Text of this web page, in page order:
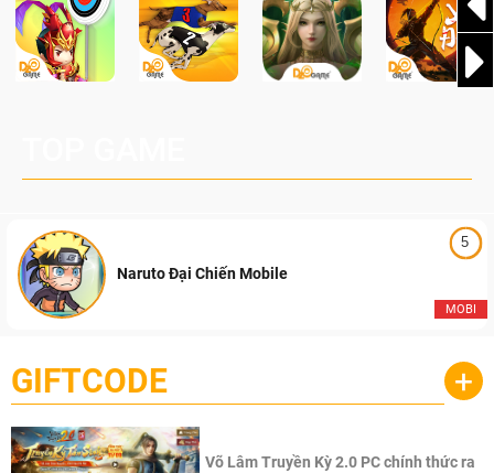
5
MOBI
Naruto Đại Chiến Mobile
GIFTCODE +
Võ Lâm Truyền Kỳ 2.0 PC chính thức ra